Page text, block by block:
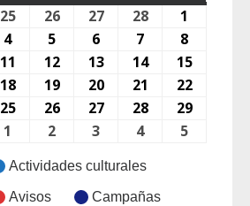
25 26 27 28
1
4 5 6 7
8
11 12 13 14
15
18 19 20 21
22
25 26 27 28
29
1 2 3 4 5
Actividades culturales
Avisos Campañas